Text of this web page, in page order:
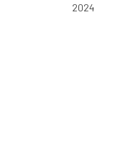
2024